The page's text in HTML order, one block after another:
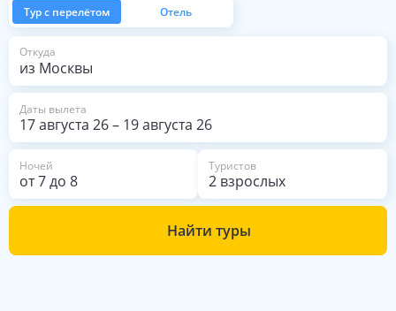
Тур с перелётом Отель
Откуда
из Москвы
Даты вылета
17 августа 26– 19 августа 26
Ночей
от7до 8
Туристов
2 взрослых
Найти туры